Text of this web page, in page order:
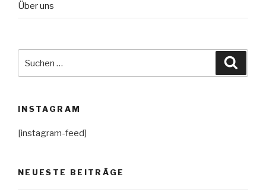
Über uns
nach:
INSTAGRAM
[instagram-feed]
NEUESTE BEITRÄGE